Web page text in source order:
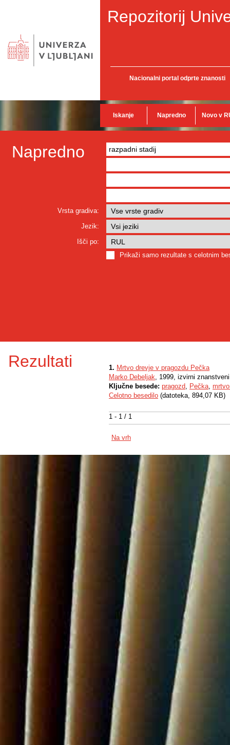
Repozitorij
Nacionalni portal odprte znanosti
Iskanje Napredno Novo v
Napredno
Vrsta gradiva:
Jezik:
Išči po:
Prikaži samo rezultate s celotnim
Rezultati
1 - 1 / 1
1. Mrtvo drevje v pragozdu Pečka
Marko Debeljak, 1999, izvirni
Ključne besede: pragozd, Pečka,
Celotno besedilo (datoteka, 894,07 KB)
Na vrh